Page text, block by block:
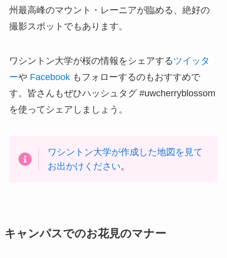
州最高峰のマウント・レーニアが臨める、絶好の
撮影スポットでもあります。
ワシントン大学が桜の情報をシェアするツイッタ
ーや Facebookもフォローするのもおすすめで
す。皆さんもぜひハッシュタグ #uwcherryblossom
を使ってシェアしましょう。
ワシントン大学が作成した地図を見て
お出かけください。
キャンパスでのお花見のマナー